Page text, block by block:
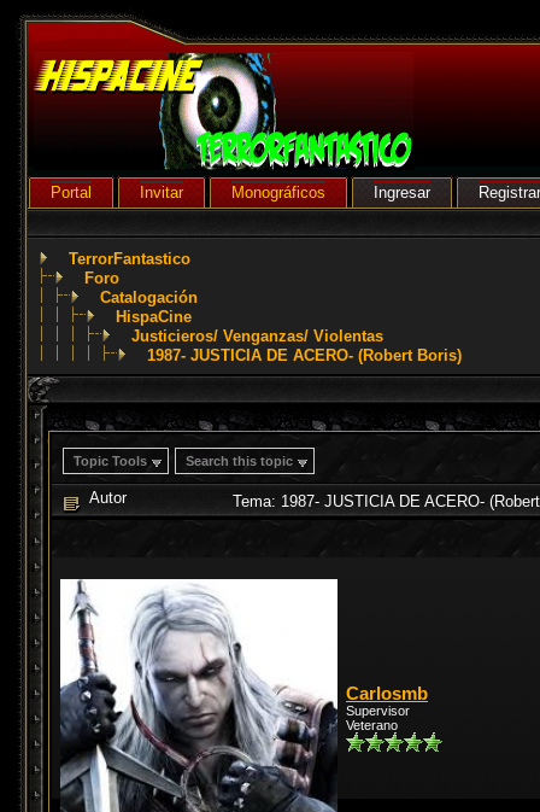
Portal Invitar Monográficos Ingresar
TerrorFantastico
Foro
Catalogación
HispaCine
Justicieros/ Venganzas/ Violentas
1987- JUSTICIA DE ACERO- (Robert Boris)
Topic Tools Search this topic
Autor Tema: 1987- JUSTICIA DE ACERO-
Carlosmb
Supervisor
Veterano